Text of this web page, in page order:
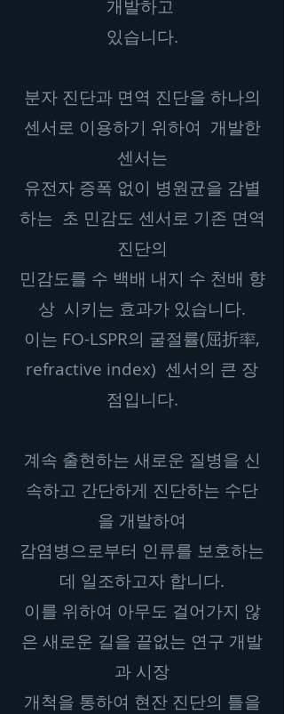
개발하고
있습니다.
분자 진단과 면역 진단을 하나의
센서로 이용하기 위하여 개발한
센서는
유전자 증폭 없이 병원균을 감별
하는 초 민감도 센서로 기존 면역
진단의
민감도를 수 백배 내지 수 천배 향
상 시키는 효과가 있습니다.
이는 FO-LSPR의 굴절률(屈折率,
refractive index) 센서의 큰 장
점입니다.
계속 출현하는 새로운 질병을 신
속하고 간단하게 진단하는 수단
을 개발하여
감염병으로부터 인류를 보호하는
데 일조하고자 합니다.
이를 위하여 아무도 걸어가지 않
은 새로운 길을 끝없는 연구 개발
과 시장
개척을 통하여 현잔 진단의 틀을